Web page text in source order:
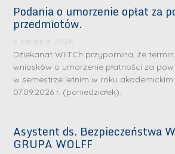
Podania o umorzenie opłat za
przedmiotów.
6 sierpnia 2026
Dziekanat WIiTCh przypomina, że termin
wniosków o umorzenie płatności za
w semestrze letnim w roku
07.09.2026 r. (poniedziałek).
Asystent ds. Bezpieczeństwa
GRUPA WOLFF